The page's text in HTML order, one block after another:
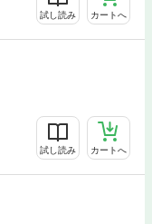
試し読み カートへ
試し読み カートへ